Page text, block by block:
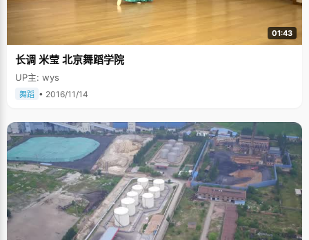
01:43
长调 米莹 北京舞蹈学院
UP主: wys
舞蹈 • 2016/11/14